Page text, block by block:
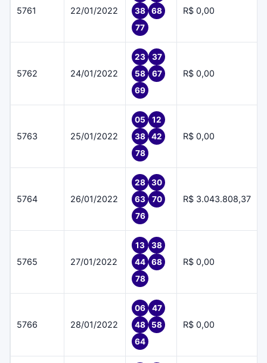
5761 22/01/2022
38
68
77
R$ 0,00
5762 24/01/2022
23
37
58
67
69
R$ 0,00
5763 25/01/2022
05
12
38
42
78
R$ 0,00
5764 26/01/2022
28
30
63
70
76
R$ 3.043.808,37
5765 27/01/2022
13
38
44
68
78
R$ 0,00
5766 28/01/2022
06
47
48
58
64
R$ 0,00